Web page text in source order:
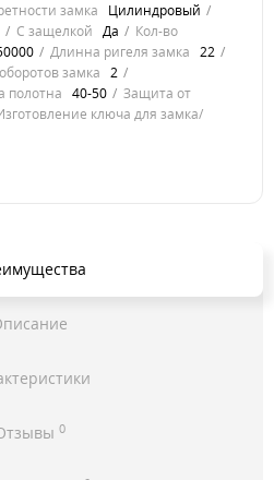
замка
Цилиндровый
С защелкой Да
Кол-во
Длинна ригеля замка 22
замка 2
полотна 40-50
Защита от
ключа для замка/
0